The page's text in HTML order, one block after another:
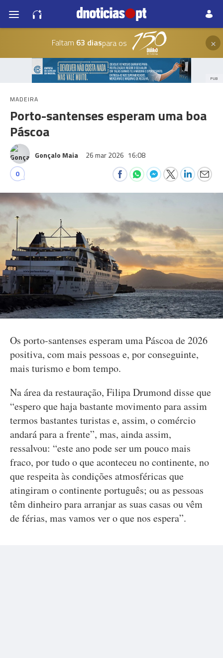
Faltam 63 diaspara os ×
PUB
MADEIRA
Porto-santenses esperam uma boa
Páscoa
Gonçalo Maia 26 mar 2026 16:08
0
Os porto-santenses esperam uma Páscoa de 2026
positiva, com mais pessoas e, por conseguinte,
mais turismo e bom tempo.
Na área da restauração, Filipa Drumond disse que
“espero que haja bastante movimento para assim
termos bastantes turistas e, assim, o comércio
andará para a frente”, mas, ainda assim,
ressalvou: “este ano pode ser um pouco mais
fraco, por tudo o que aconteceu no continente, no
que respeita às condições atmosféricas que
atingiram o continente português; ou as pessoas
têm dinheiro para arranjar as suas casas ou vêm
de férias, mas vamos ver o que nos espera”.